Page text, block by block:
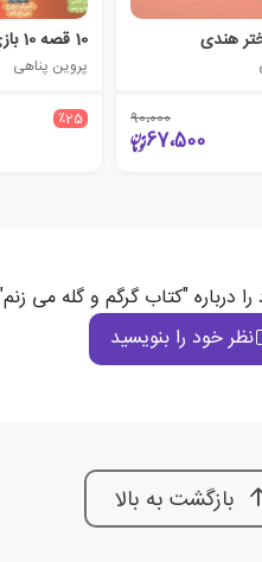
هندی
90،000
67،500
10 قصه 10 بازی
پروین پناهی
٪25
درباره "کتاب گرگم و گله می
نظر خود را بنویسید
بازگشت به بالا